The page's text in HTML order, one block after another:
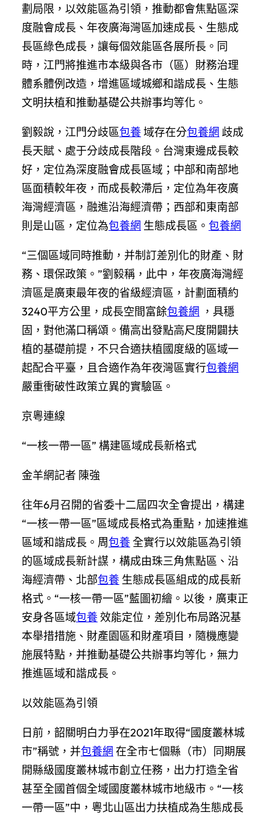
劃局限，以效能區為引領，推動都會焦點區深
度融會成長、年夜廣海灣區加速成長、生態成
長區綠色成長，讓每個效能區各展所長。同
時，江門將推進市本級與各市（區）財務治理
體系體例改造，增進區域城鄉和諧成長、生態
文明扶植和推動基礎公共辦事均等化。
劉毅說，江門分歧區包養域存在分包養網 歧成
長天賦、處于分歧成長階段。台灣東邊成長較
好，定位為深度融會成長區域；中部和南部地
區面積較年夜，而成長較滯后，定位為年夜廣
海灣經濟區，融進沿海經濟帶；西部和東南部
則是山區，定位為包養網 生態成長區。 包養網
“三個區域同時推動，并制訂差別化的財產、財
務、環保政策。”劉毅稱，此中，年夜廣海灣經
濟區是廣東最年夜的省級經濟區，計劃面積約
3240平方公里，成長空間富餘包養網 ，具穩
固，對他滿口稱頌。備高出發點高尺度開闢扶
植的基礎前提，不只合適扶植國度級的區域一
起配合平臺，且合適作為年夜灣區實行包養網
嚴重衝破性政策立異的實驗區。
京粵連線
“一核一帶一區” 構建區域成長新格式
金羊網記者 陳強
往年6月召開的省委十二屆四次全會提出，構建
“一核一帶一區”區域成長格式為重點，加速推進
區域和諧成長。周包養全實行以效能區為引領
的區域成長新計謀，構成由珠三角焦點區、沿
海經濟帶、北部包養 生態成長區組成的成長新
格式。“一核一帶一區”藍圖初繪。以後，廣東正
安身各區域包養效能定位，差別化布局路況基
本舉措措施、財產園區和財產項目，隨機應變
施展特點，并推動基礎公共辦事均等化，無力
推進區域和諧成長。
以效能區為引領
日前，韶關明白力爭在2021年取得“國度叢林城
市”稱號，并包養網 在全市七個縣（市）同期展
開縣級國度叢林城市創立任務，出力打造全省
甚至全國首個全域國度叢林城市地級市。“一核
一帶一區”中，粵北山區出力扶植成為生態成長